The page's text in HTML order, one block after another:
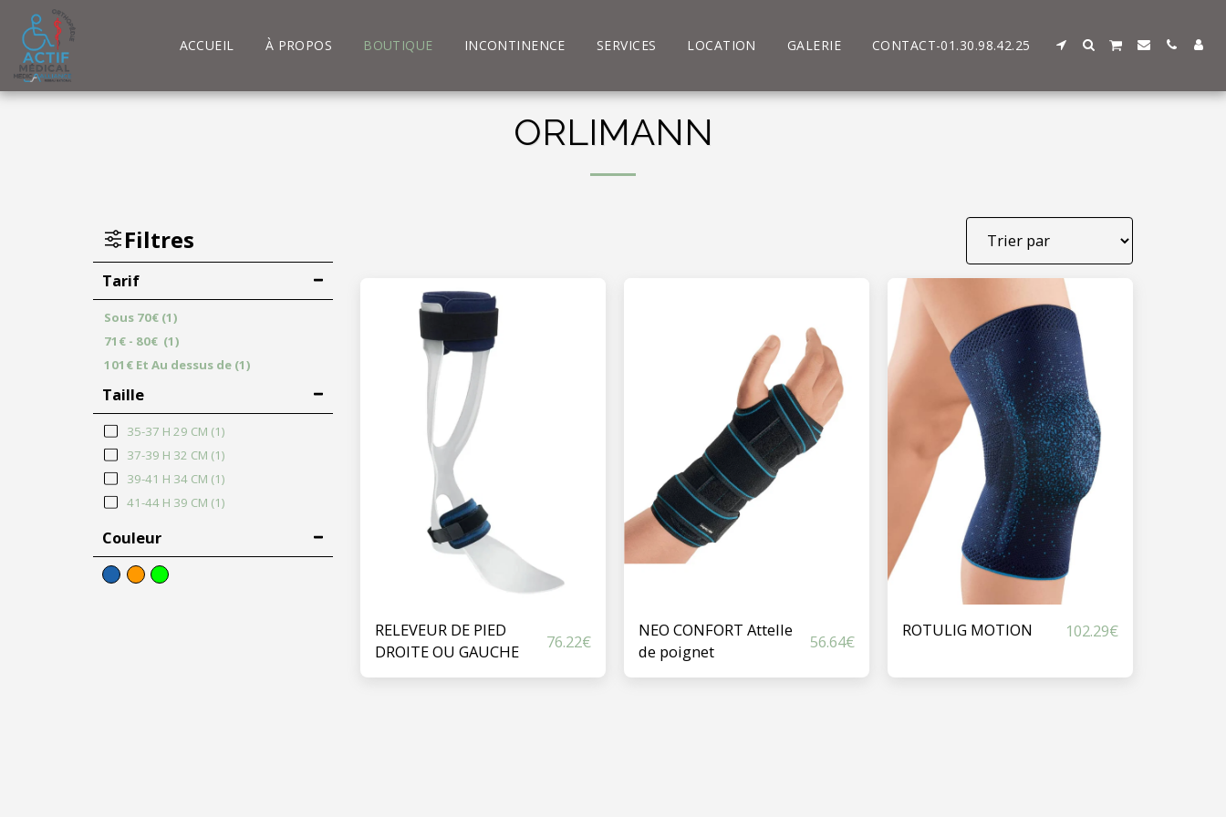
ACCUEIL À PROPOS BOUTIQUE INCONTINENCE SERVICES LOCATION GALERIE CONTACT-01.30.98.42.25
ORLIMANN
Filtres
Tarif
Sous 70€ (1)
71 € - 80€ (1)
101 € Et Au dessus de (1)
Taille
35-37 H 29 CM (1)
37-39 H 32 CM (1)
39-41 H 34 CM (1)
41-44 H 39 CM (1)
Couleur
RELEVEUR DE PIED
DROITE OU GAUCHE
76.22€
NEO CONFORT Attelle
de poignet
56.64€
ROTULIG MOTION 102.29€